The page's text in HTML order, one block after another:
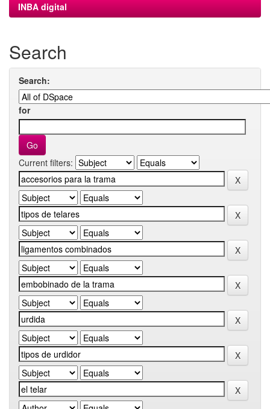
INBA digital
Search
Search:
for
Current filters: